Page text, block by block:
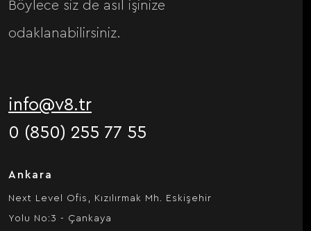
Böylece siz de asıl işinize
odaklanabilirsiniz.
info@v8.tr
0 (850) 255 77 55
Ankara
Next Level Ofis, Kızılırmak Mh. Eskişehir
Yolu No:3 - Çankaya